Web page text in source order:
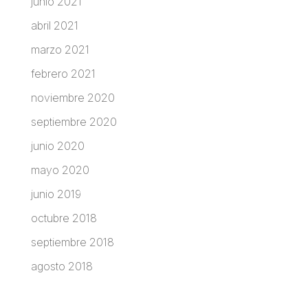
abril 2021
marzo 2021
febrero 2021
noviembre 2020
septiembre 2020
junio 2020
mayo 2020
junio 2019
octubre 2018
septiembre 2018
agosto 2018